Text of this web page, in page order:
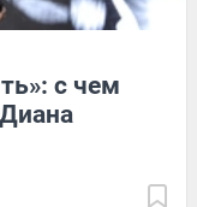
с чем